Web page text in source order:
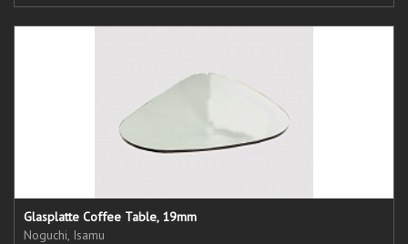
Glasplatte Coffee Table, 19mm
Noguchi, Isamu